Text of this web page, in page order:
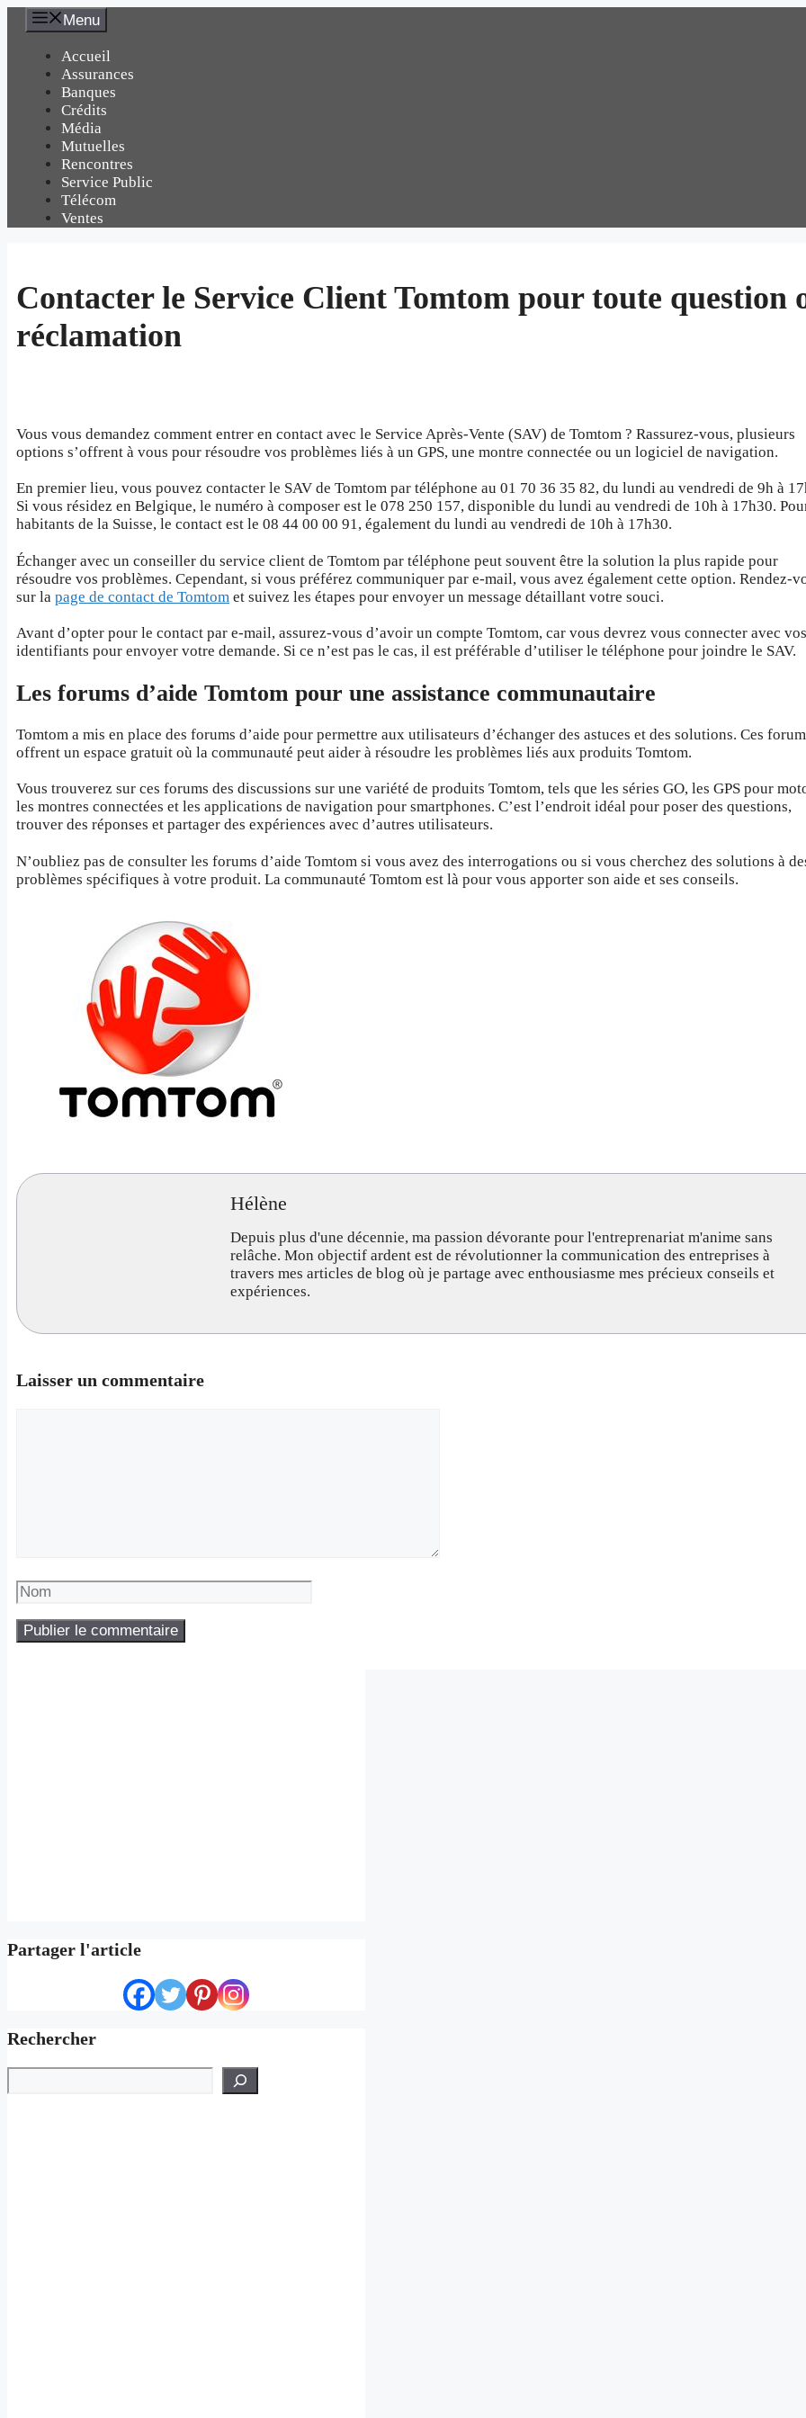
Aller
contenu
Menu
Accueil
Assurances
Banques
Crédits
Média
Mutuelles
Rencontres
Service Public
Télécom
Ventes
Contacter le Service Client Tomtom pour toute question
réclamation
Vous vous demandez comment entrer en contact avec le Service Après-Vente (SAV) de Tomtom ? Rassurez-vous, plusieurs
options s’offrent à vous pour résoudre vos problèmes liés à un GPS, une montre connectée ou un logiciel de navigation.
En premier lieu, vous pouvez contacter le SAV de Tomtom par téléphone au 01 70 36 35 82, du lundi au vendredi de 9h à
Si vous résidez en Belgique, le numéro à composer est le 078 250 157, disponible du lundi au vendredi de 10h à 17h30.
habitants de la Suisse, le contact est le 08 44 00 00 91, également du lundi au vendredi de 10h à 17h30.
Échanger avec un conseiller du service client de Tomtom par téléphone peut souvent être la solution la plus rapide pour
résoudre vos problèmes. Cependant, si vous préférez communiquer par e-mail, vous avez également cette option. Rendez-
sur la page de contact de Tomtom et suivez les étapes pour envoyer un message détaillant votre souci.
Avant d’opter pour le contact par e-mail, assurez-vous d’avoir un compte Tomtom, car vous devrez vous connecter avec vos
identifiants pour envoyer votre demande. Si ce n’est pas le cas, il est préférable d’utiliser le téléphone pour joindre le SAV.
Les forums d’aide Tomtom pour une assistance communautaire
Tomtom a mis en place des forums d’aide pour permettre aux utilisateurs d’échanger des astuces et des solutions. Ces
offrent un espace gratuit où la communauté peut aider à résoudre les problèmes liés aux produits Tomtom.
Vous trouverez sur ces forums des discussions sur une variété de produits Tomtom, tels que les séries GO, les GPS pour
les montres connectées et les applications de navigation pour smartphones. C’est l’endroit idéal pour poser des questions,
trouver des réponses et partager des expériences avec d’autres utilisateurs.
N’oubliez pas de consulter les forums d’aide Tomtom si vous avez des interrogations ou si vous cherchez des solutions à
problèmes spécifiques à votre produit. La communauté Tomtom est là pour vous apporter son aide et ses conseils.
Hélène
Depuis plus d'une décennie, ma passion dévorante pour l'entreprenariat m'anime sans
relâche. Mon objectif ardent est de révolutionner la communication des entreprises à
travers mes articles de blog où je partage avec enthousiasme mes précieux conseils et
expériences.
Laisser un commentaire
Nom
Partager l'article
Rechercher